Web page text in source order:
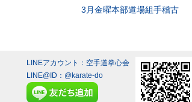
3月金曜本部道場組手稽古
LINEアカウント：空手道拳心会
LINE@ID： @karate-do